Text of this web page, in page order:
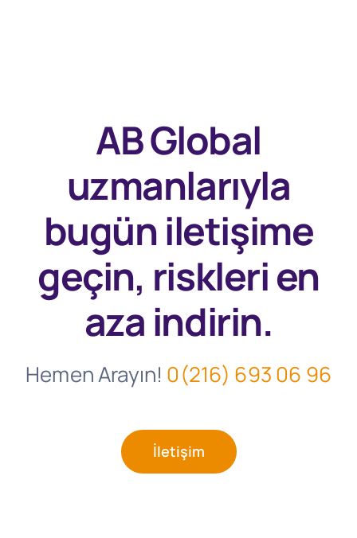
AB Global
uzmanlarıyla
bugüniletişime
geçin, riskleri en
aza indirin.
Hemen Arayın! 0(216) 693 06 96
İletişim